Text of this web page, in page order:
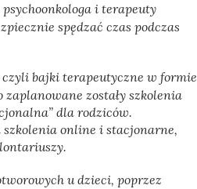
i terapeuty
spędzać czas podczas
bajki terapeutyczne w formie
zostały szkolenia
dla rodziców.
szkolenia online i stacjonarne,
u dzieci, poprzez